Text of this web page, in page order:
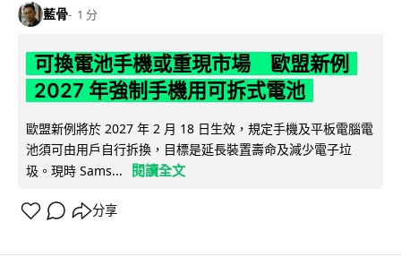
藍骨 1 分
可換電池手機或重現市場 歐盟新例
2027 年強制手機用可拆式電池
歐盟新例將於 2027 年 2 月 18 日生效，規定手機及平板電腦電
池須可由用戶自行拆換，目標是延長裝置壽命及減少電子垃
圾。現時 Sams...
閱讀全文
分享